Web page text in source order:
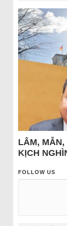
LÂM, MẪN,
KỊCH
FOLLOW US